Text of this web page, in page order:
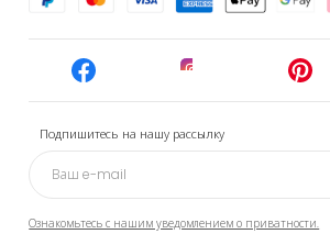
Подпишитесь на нашу рассылку
Ознакомьтесь с нашим уведомлением о приватности.